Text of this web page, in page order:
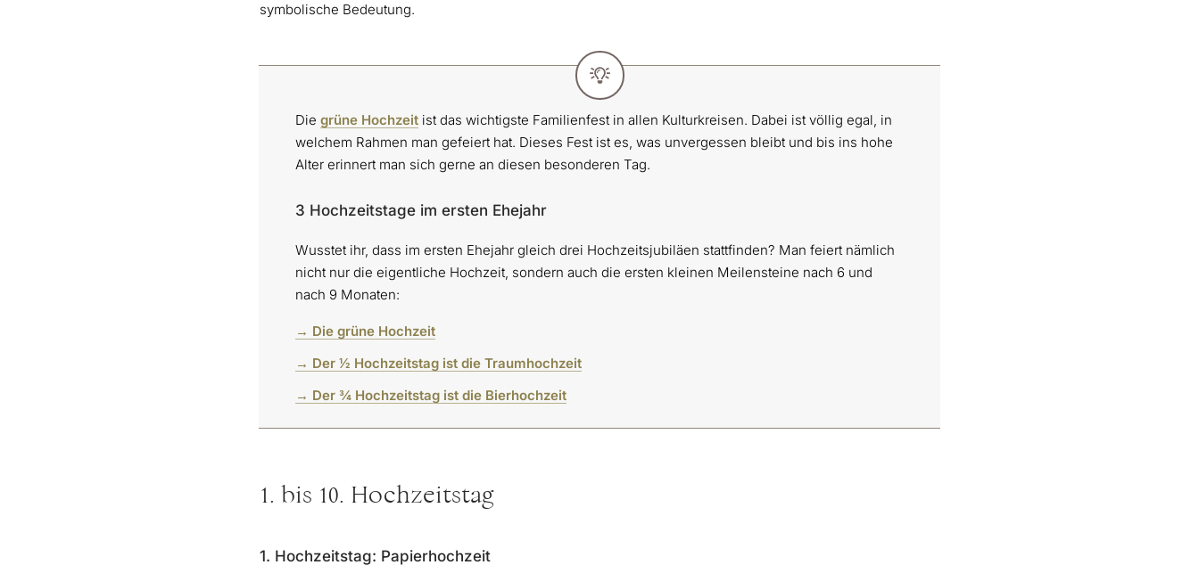
symbolische Bedeutung.
Die grüne Hochzeit ist das wichtigste Familienfest in allen Kulturkreisen. Dabei ist völlig egal, in
welchem Rahmen man gefeiert hat. Dieses Fest ist es, was unvergessen bleibt und bis ins hohe
Alter erinnert man sich gerne an diesen besonderen Tag.
3 Hochzeitstage im ersten Ehejahr
Wusstet ihr, dass im ersten Ehejahr gleich drei Hochzeitsjubiläen stattfinden? Man feiert nämlich
nicht nur die eigentliche Hochzeit, sondern auch die ersten kleinen Meilensteine nach 6 und
nach 9 Monaten:
→ Die grüne Hochzeit
→ Der 1⁄2 Hochzeitstag ist die Traumhochzeit
→ Der 3⁄4 Hochzeitstag ist die Bierhochzeit
1. bis 10. Hochzeitstag
1. Hochzeitstag: Papierhochzeit